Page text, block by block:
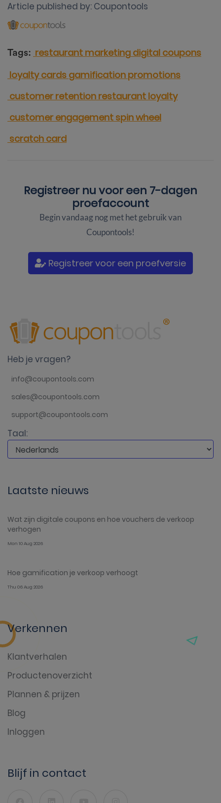
Article published by: Coupontools
Tags: restaurant marketing digital coupons
loyalty cards gamification promotions
customer retention restaurant loyalty
customer engagement spin wheel
scratch card
Registreer nu voor een 7-dagen
proefaccount
Begin vandaag nog met het gebruik van
Coupontools!
Registreer voor een proefversie
Heb je vragen?
info@coupontools.com
sales@coupontools.com
support@coupontools.com
Taal:
Laatste nieuws
Wat zijn digitale coupons en hoe vouchers de verkoop
verhogen
Mon 10 Aug 2026
Hoe gamification je verkoop verhoogt
Thu 06 Aug 2026
Verkennen
Klantverhalen
Productenoverzicht
Plannen & prijzen
Blog
Inloggen
Blijf in contact